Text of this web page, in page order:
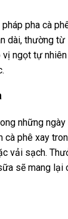
pha cà
dài, thường từ
ngọt tự
những
cà phê xay
vải sạch.
sẽ mang lại